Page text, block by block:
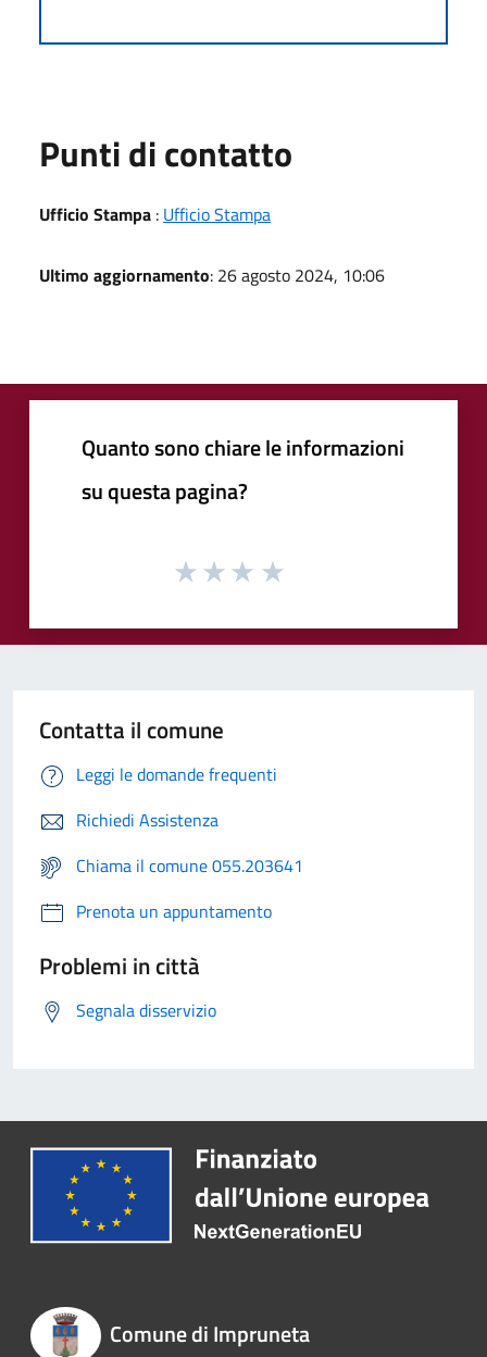
Punti di contatto
Ufficio Stampa : Ufficio Stampa
Ultimo aggiornamento: 26 agosto 2024, 10:06
Quanto sono chiare le informazioni
su questa pagina?
Contatta il comune
Leggi le domande frequenti
Richiedi Assistenza
Chiama il comune 055.203641
Prenota un appuntamento
Problemi in città
Segnala disservizio
Comune di Impruneta